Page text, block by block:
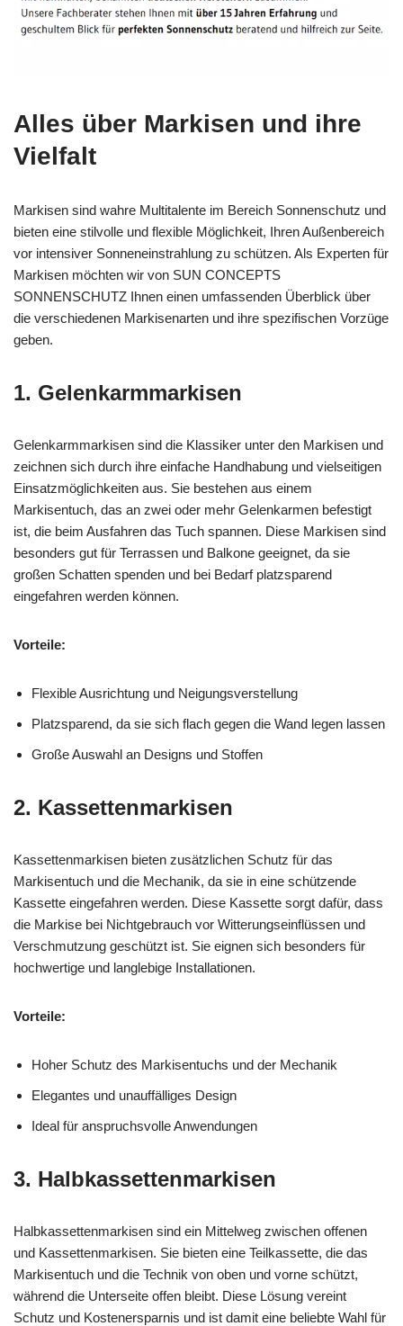
Alles über Markisen und ihre
Vielfalt
Markisen sind wahre Multitalente im Bereich Sonnenschutz und
bieten eine stilvolle und flexible Möglichkeit, Ihren Außenbereich
vor intensiver Sonneneinstrahlung zu schützen. Als Experten für
Markisen möchten wir von SUN CONCEPTS
SONNENSCHUTZ Ihnen einen umfassenden Überblick über
die verschiedenen Markisenarten und ihre spezifischen Vorzüge
geben.
1. Gelenkarmmarkisen
Gelenkarmmarkisen sind die Klassiker unter den Markisen und
zeichnen sich durch ihre einfache Handhabung und vielseitigen
Einsatzmöglichkeiten aus. Sie bestehen aus einem
Markisentuch, das an zwei oder mehr Gelenkarmen befestigt
ist, die beim Ausfahren das Tuch spannen. Diese Markisen sind
besonders gut für Terrassen und Balkone geeignet, da sie
großen Schatten spenden und bei Bedarf platzsparend
eingefahren werden können.
Vorteile:
Flexible Ausrichtung und Neigungsverstellung
Platzsparend, da sie sich flach gegen die Wand legen lassen
Große Auswahl an Designs und Stoffen
2. Kassettenmarkisen
Kassettenmarkisen bieten zusätzlichen Schutz für das
Markisentuch und die Mechanik, da sie in eine schützende
Kassette eingefahren werden. Diese Kassette sorgt dafür, dass
die Markise bei Nichtgebrauch vor Witterungseinflüssen und
Verschmutzung geschützt ist. Sie eignen sich besonders für
hochwertige und langlebige Installationen.
Vorteile:
Hoher Schutz des Markisentuchs und der Mechanik
Elegantes und unauffälliges Design
Ideal für anspruchsvolle Anwendungen
3. Halbkassettenmarkisen
Halbkassettenmarkisen sind ein Mittelweg zwischen offenen
und Kassettenmarkisen. Sie bieten eine Teilkassette, die das
Markisentuch und die Technik von oben und vorne schützt,
während die Unterseite offen bleibt. Diese Lösung vereint
Schutz und Kostenersparnis und ist damit eine beliebte Wahl für